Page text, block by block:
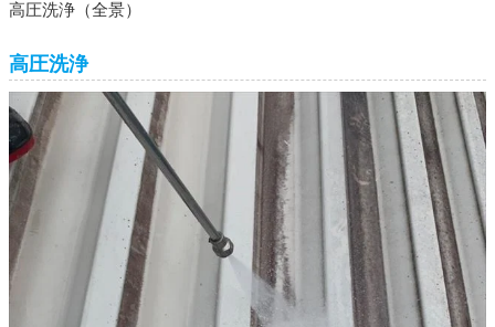
高圧洗浄（全景）
高圧洗浄